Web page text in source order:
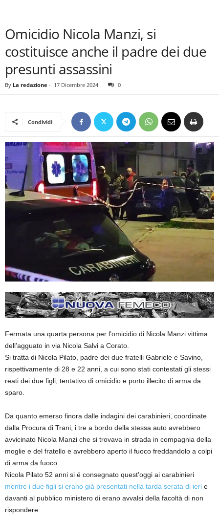
Omicidio Nicola Manzi, si
costituisce anche il padre dei due
presunti assassini
By La redazione - 17 Dicembre 2024 0
Condividi
Fermata una quarta persona per l’omicidio di Nicola Manzi vittima
dell’agguato in via Nicola Salvi a Corato.
Si tratta di Nicola Pilato, padre dei due fratelli Gabriele e Savino,
rispettivamente di 28 e 22 anni, a cui sono stati contestati gli stessi
reati dei due figli, tentativo di omicidio e porto illecito di arma da
sparo.
Da quanto emerso finora dalle indagini dei carabinieri, coordinate
dalla Procura di Trani, i tre a bordo della stessa auto avrebbero
avvicinato Nicola Manzi che si trovava in strada in compagnia della
moglie e del fratello e avrebbero aperto il fuoco freddandolo a colpi
di arma da fuoco.
Nicola Pilato 52 anni si é consegnato quest’oggi ai carabinieri
mentre i due figli si erano già presentati nella tarda serata di ieri e
davanti al pubblico ministero di erano avvalsi della facoltà di non
rispondere.